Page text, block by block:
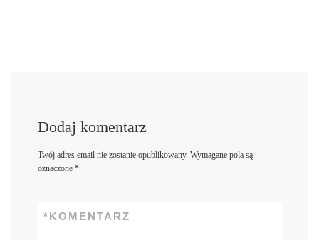
Dodaj komentarz
Twój adres email nie zostanie opublikowany. Wymagane pola są
oznaczone *
KOMENTARZ
*